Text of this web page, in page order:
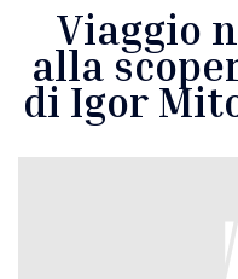
Viaggio
alla
di Igor